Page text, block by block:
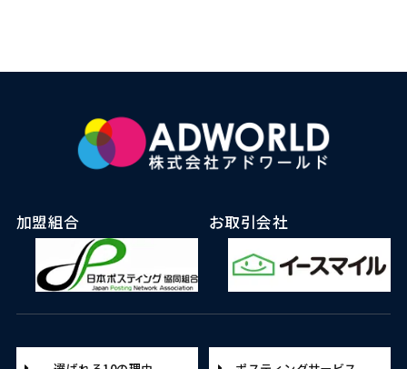
加盟組合 お取引会社